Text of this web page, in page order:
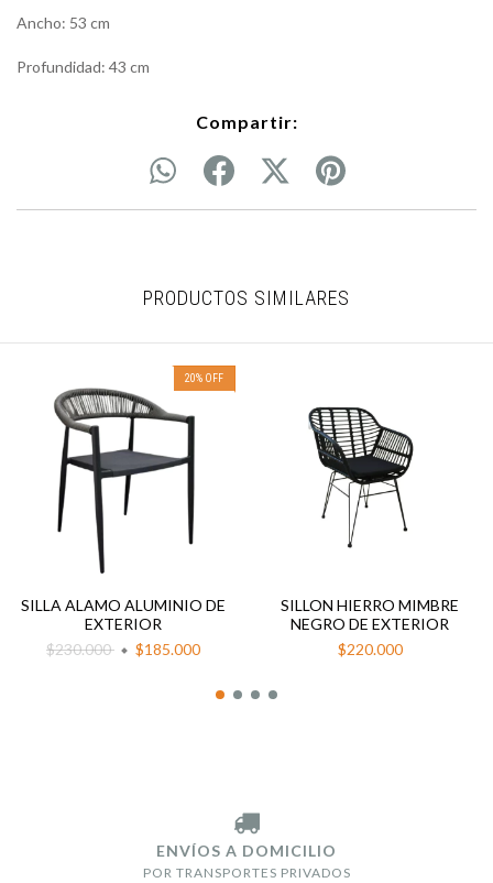
Ancho: 53 cm
Profundidad: 43 cm
Compartir:
PRODUCTOS SIMILARES
20% OFF
SILLA ALAMO ALUMINIO DE
EXTERIOR
$230.000
$185.000
SILLON HIERRO MIMBRE
NEGRO DE EXTERIOR
$220.000
ENVÍOS A DOMICILIO
POR TRANSPORTES PRIVADOS